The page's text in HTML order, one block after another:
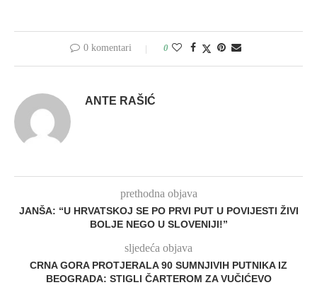
0 komentari 0
ANTE RAŠIĆ
prethodna objava
JANŠA: “U HRVATSKOJ SE PO PRVI PUT U POVIJESTI ŽIVI
BOLJE NEGO U SLOVENIJI!”
sljedeća objava
CRNA GORA PROTJERALA 90 SUMNJIVIH PUTNIKA IZ
BEOGRADA: STIGLI ČARTEROM ZA VUČIĆEVO